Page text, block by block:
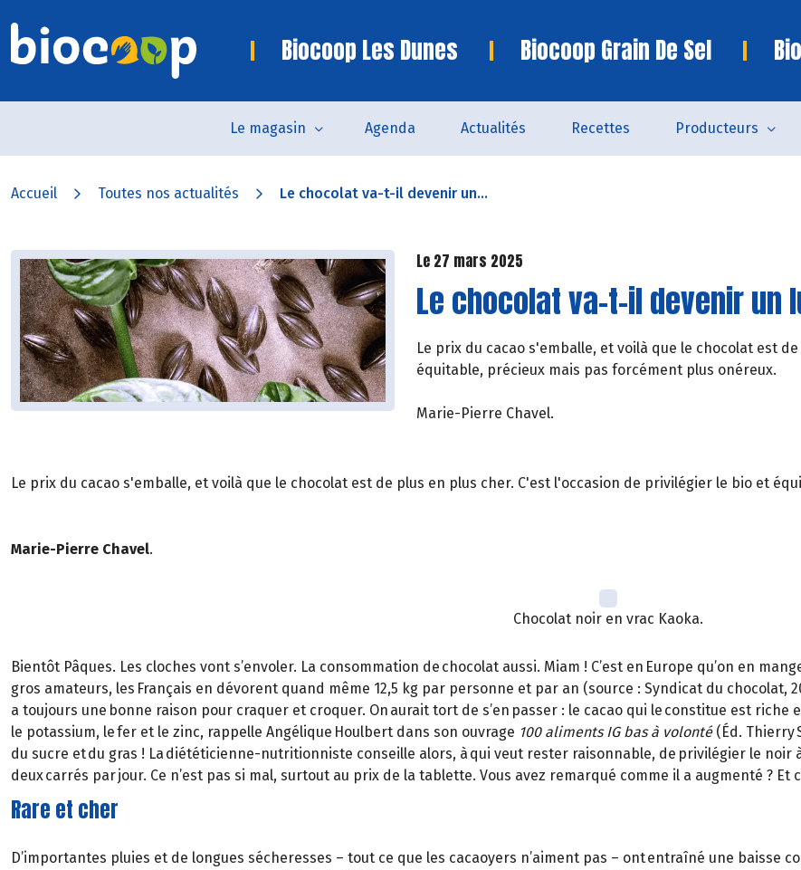
Biocoop Les Dunes Biocoop Grain De Sel
Le magasin Agenda Actualités Recettes Producteurs
Accueil Toutes nos actualités Le chocolat va-t-il devenir un...
Le 27 mars 2025
Le chocolat va-t-il devenir un
Le prix du cacao s'emballe, et voilà que le chocolat est
équitable, précieux mais pas forcément plus onéreux.
Marie-Pierre Chavel.
Le prix du cacao s'emballe, et voilà que le chocolat est de plus en plus cher. C'est l'occasion de privilégier le bio et
Marie-Pierre Chavel.
Chocolat noir en vrac Kaoka.
Bientôt Pâques. Les cloches vont s’envoler. La consommation de chocolat aussi. Miam ! C’est en Europe qu’on en
gros amateurs, les Français en dévorent quand même 12,5 kg par personne et par an (source : Syndicat du chocolat,
a toujours une bonne raison pour craquer et croquer. On aurait tort de s’en passer : le cacao qui le constitue est
le potassium, le fer et le zinc, rappelle Angélique Houlbert dans son ouvrage 100 aliments IG bas à volonté(Éd. Thierry
du sucre et du gras ! La diététicienne-nutritionniste conseille alors, à qui veut rester raisonnable, de privilégier le noir
deux carrés par jour. Ce n’est pas si mal, surtout au prix de la tablette. Vous avez remarqué comme il a augmenté ? Et
Rare et cher
D’importantes pluies et de longues sécheresses – tout ce que les cacaoyers n’aiment pas – ont entraîné une baisse